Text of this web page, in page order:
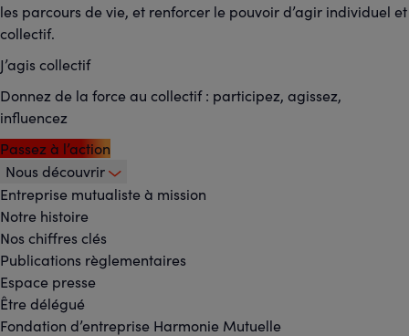
les parcours de vie, et renforcer le pouvoir d’agir individuel et
collectif.
J’agis collectif
Donnez de la force au collectif : participez, agissez,
influencez
Passez à l’action
Footer
-
Menu
principal
Nous découvrir
Entreprise mutualiste à mission
Notre histoire
Nos chiffres clés
Publications règlementaires
Espace presse
Être délégué
Fondation d’entreprise Harmonie Mutuelle